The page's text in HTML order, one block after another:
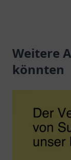
warten auf Sie.
Weitere
könnten